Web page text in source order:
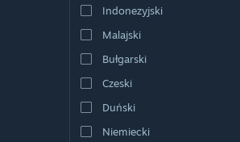
Indonezyjski
Malajski
Bułgarski
Czeski
Duński
Niemiecki